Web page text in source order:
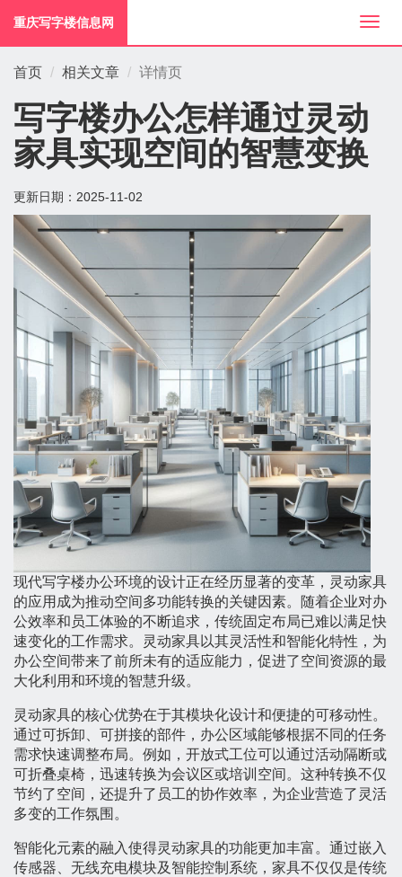
切
换
重庆写字楼信息网
首页 相关文章 详情页
写字楼办公怎样通过灵动
家具实现空间的智慧变换
更新日期： 2025-11-02
现代写字楼办公环境的设计正在经历显著的变革，灵动家具
的应用成为推动空间多功能转换的关键因素。随着企业对办
公效率和员工体验的不断追求，传统固定布局已难以满足快
速变化的工作需求。灵动家具以其灵活性和智能化特性，为
办公空间带来了前所未有的适应能力，促进了空间资源的最
大化利用和环境的智慧升级。
灵动家具的核心优势在于其模块化设计和便捷的可移动性。
通过可拆卸、可拼接的部件，办公区域能够根据不同的任务
需求快速调整布局。例如，开放式工位可以通过活动隔断或
可折叠桌椅，迅速转换为会议区或培训空间。这种转换不仅
节约了空间，还提升了员工的协作效率，为企业营造了灵活
多变的工作氛围。
智能化元素的融入使得灵动家具的功能更加丰富。通过嵌入
传感器、无线充电模块及智能控制系统，家具不仅仅是传统